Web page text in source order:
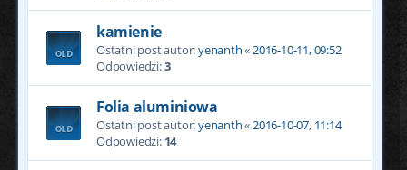
kamienie
Ostatni post autor:yenanth«2016-10-11, 09:52
Odpowiedzi:3
Folia aluminiowa
Ostatni post autor:yenanth«2016-10-07, 11:14
Odpowiedzi: 14